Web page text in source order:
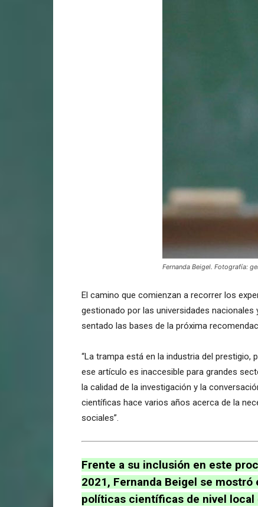
Fernanda Beigel. Fotografía:
El camino que comienzan a recorrer los
gestionado por las universidades
sentado las bases de la próxima
“La trampa está en la industria del
ese artículo es inaccesible para grandes
la calidad de la investigación y la
científicas hace varios años acerca de la
sociales”.
Frente a su inclusión en este
2021, Fernanda Beigel se
políticas científicas de nivel local